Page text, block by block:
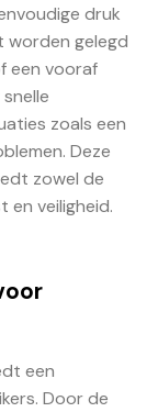
druk
gelegd
een vooraf
zoals een
Deze
zowel de
en veiligheid.
een
Door de